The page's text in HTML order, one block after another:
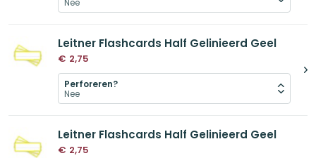
Leitner Flashcards Half Gelinieerd Geel
€ 2,75
Perforeren?
Leitner Flashcards Half Gelinieerd Geel
€ 2,75